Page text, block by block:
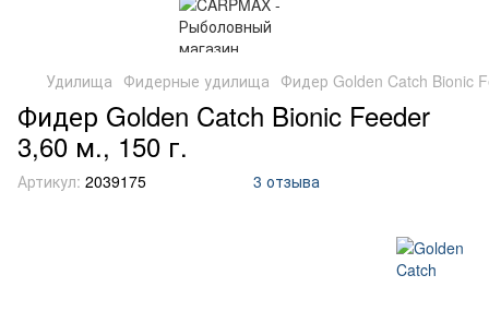
Удилища Фидерные удилища Фидер Golden Catch Bionic
Фидер Golden Catch Bionic Feeder
3,60 м., 150 г.
Артикул: 2039175 3 отзыва